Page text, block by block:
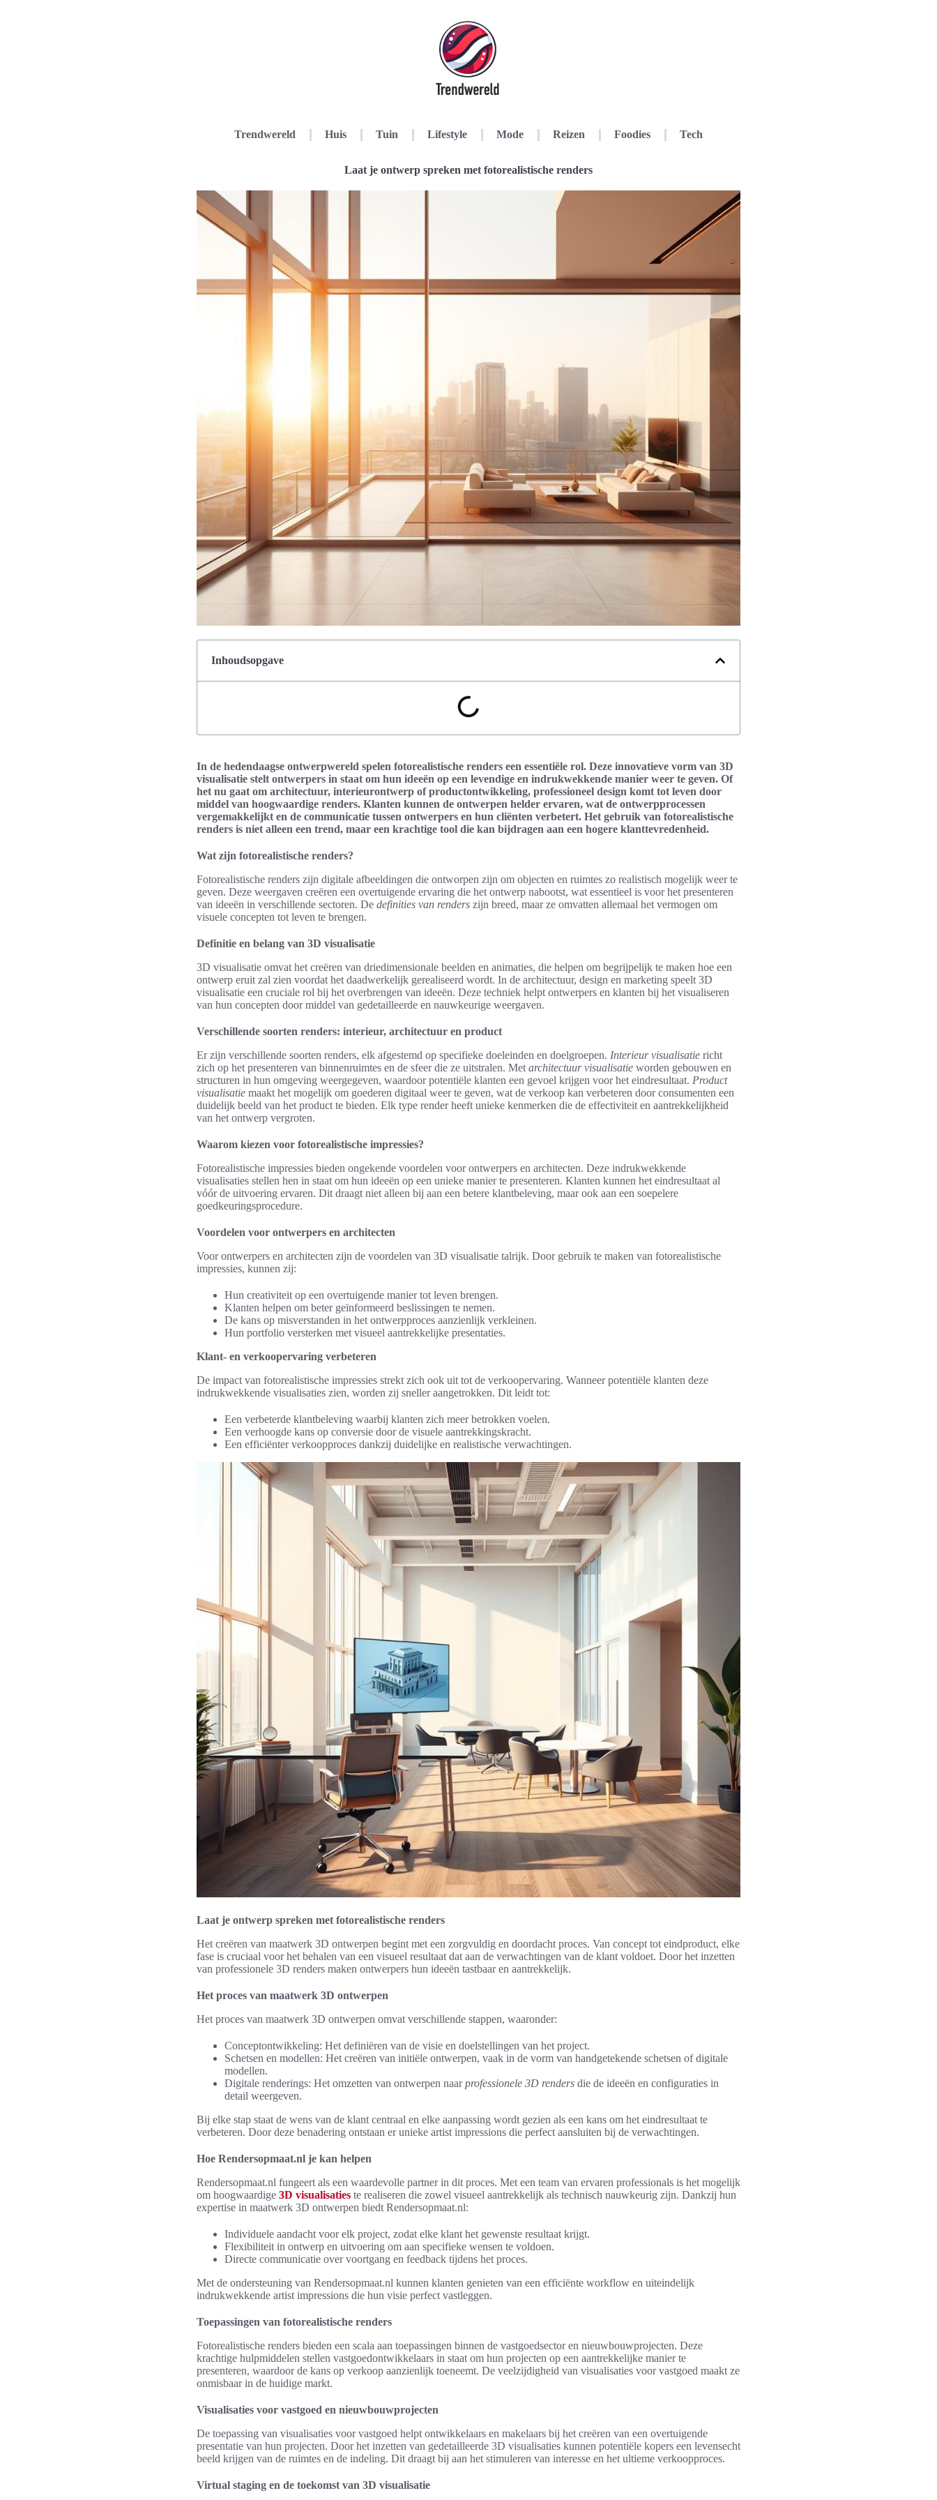
Trendwereld Huis Tuin Lifestyle Mode Reizen Foodies Tech
Laat je ontwerp spreken met fotorealistische renders
Inhoudsopgave
In de hedendaagse ontwerpwereld spelen fotorealistische renders een essentiële rol. Deze innovatieve vorm van 3D
visualisatie stelt ontwerpers in staat om hun ideeën op een levendige en indrukwekkende manier weer te geven. Of
het nu gaat om architectuur, interieurontwerp of productontwikkeling, professioneel design komt tot leven door
middel van hoogwaardige renders. Klanten kunnen de ontwerpen helder ervaren, wat de ontwerpprocessen
vergemakkelijkt en de communicatie tussen ontwerpers en hun cliënten verbetert. Het gebruik van fotorealistische
renders is niet alleen een trend, maar een krachtige tool die kan bijdragen aan een hogere klanttevredenheid.
Wat zijn fotorealistische renders?
Fotorealistische renders zijn digitale afbeeldingen die ontworpen zijn om objecten en ruimtes zo realistisch mogelijk weer te
geven. Deze weergaven creëren een overtuigende ervaring die het ontwerp nabootst, wat essentieel is voor het presenteren
van ideeën in verschillende sectoren. De definities van renders zijn breed, maar ze omvatten allemaal het vermogen om
visuele concepten tot leven te brengen.
Definitie en belang van 3D visualisatie
3D visualisatie omvat het creëren van driedimensionale beelden en animaties, die helpen om begrijpelijk te maken hoe een
ontwerp eruit zal zien voordat het daadwerkelijk gerealiseerd wordt. In de architectuur, design en marketing speelt 3D
visualisatie een cruciale rol bij het overbrengen van ideeën. Deze techniek helpt ontwerpers en klanten bij het visualiseren
van hun concepten door middel van gedetailleerde en nauwkeurige weergaven.
Verschillende soorten renders: interieur, architectuur en product
Er zijn verschillende soorten renders, elk afgestemd op specifieke doeleinden en doelgroepen. Interieur visualisatie richt
zich op het presenteren van binnenruimtes en de sfeer die ze uitstralen. Met architectuur visualisatie worden gebouwen en
structuren in hun omgeving weergegeven, waardoor potentiële klanten een gevoel krijgen voor het eindresultaat. Product
visualisatie maakt het mogelijk om goederen digitaal weer te geven, wat de verkoop kan verbeteren door consumenten een
duidelijk beeld van het product te bieden. Elk type render heeft unieke kenmerken die de effectiviteit en aantrekkelijkheid
van het ontwerp vergroten.
Waarom kiezen voor fotorealistische impressies?
Fotorealistische impressies bieden ongekende voordelen voor ontwerpers en architecten. Deze indrukwekkende
visualisaties stellen hen in staat om hun ideeën op een unieke manier te presenteren. Klanten kunnen het eindresultaat al
vóór de uitvoering ervaren. Dit draagt niet alleen bij aan een betere klantbeleving, maar ook aan een soepelere
goedkeuringsprocedure.
Voordelen voor ontwerpers en architecten
Voor ontwerpers en architecten zijn de voordelen van 3D visualisatie talrijk. Door gebruik te maken van fotorealistische
impressies, kunnen zij:
Hun creativiteit op een overtuigende manier tot leven brengen.
Klanten helpen om beter geïnformeerd beslissingen te nemen.
De kans op misverstanden in het ontwerpproces aanzienlijk verkleinen.
Hun portfolio versterken met visueel aantrekkelijke presentaties.
Klant- en verkoopervaring verbeteren
De impact van fotorealistische impressies strekt zich ook uit tot de verkoopervaring. Wanneer potentiële klanten deze
indrukwekkende visualisaties zien, worden zij sneller aangetrokken. Dit leidt tot:
Een verbeterde klantbeleving waarbij klanten zich meer betrokken voelen.
Een verhoogde kans op conversie door de visuele aantrekkingskracht.
Een efficiënter verkoopproces dankzij duidelijke en realistische verwachtingen.
Laat je ontwerp spreken met fotorealistische renders
Het creëren van maatwerk 3D ontwerpen begint met een zorgvuldig en doordacht proces. Van concept tot eindproduct, elke
fase is cruciaal voor het behalen van een visueel resultaat dat aan de verwachtingen van de klant voldoet. Door het inzetten
van professionele 3D renders maken ontwerpers hun ideeën tastbaar en aantrekkelijk.
Het proces van maatwerk 3D ontwerpen
Het proces van maatwerk 3D ontwerpen omvat verschillende stappen, waaronder:
Conceptontwikkeling: Het definiëren van de visie en doelstellingen van het project.
Schetsen en modellen: Het creëren van initiële ontwerpen, vaak in de vorm van handgetekende schetsen of digitale
modellen.
Digitale renderings: Het omzetten van ontwerpen naarprofessionele 3D renders die de ideeën en configuraties in
detail weergeven.
Bij elke stap staat de wens van de klant centraal en elke aanpassing wordt gezien als een kans om het eindresultaat te
verbeteren. Door deze benadering ontstaan er unieke artist impressions die perfect aansluiten bij de verwachtingen.
Hoe Rendersopmaat.nl je kan helpen
Rendersopmaat.nl fungeert als een waardevolle partner in dit proces. Met een team van ervaren professionals is het mogelijk
om hoogwaardige 3D visualisaties te realiseren die zowel visueel aantrekkelijk als technisch nauwkeurig zijn. Dankzij hun
expertise in maatwerk 3D ontwerpen biedt Rendersopmaat.nl:
Individuele aandacht voor elk project, zodat elke klant het gewenste resultaat krijgt.
Flexibiliteit in ontwerp en uitvoering om aan specifieke wensen te voldoen.
Directe communicatie over voortgang en feedback tijdens het proces.
Met de ondersteuning van Rendersopmaat.nl kunnen klanten genieten van een efficiënte workflow en uiteindelijk
indrukwekkende artist impressions die hun visie perfect vastleggen.
Toepassingen van fotorealistische renders
Fotorealistische renders bieden een scala aan toepassingen binnen de vastgoedsector en nieuwbouwprojecten. Deze
krachtige hulpmiddelen stellen vastgoedontwikkelaars in staat om hun projecten op een aantrekkelijke manier te
presenteren, waardoor de kans op verkoop aanzienlijk toeneemt. De veelzijdigheid van visualisaties voor vastgoed maakt ze
onmisbaar in de huidige markt.
Visualisaties voor vastgoed en nieuwbouwprojecten
De toepassing van visualisaties voor vastgoed helpt ontwikkelaars en makelaars bij het creëren van een overtuigende
presentatie van hun projecten. Door het inzetten van gedetailleerde 3D visualisaties kunnen potentiële kopers een levensecht
beeld krijgen van de ruimtes en de indeling. Dit draagt bij aan het stimuleren van interesse en het ultieme verkoopproces.
Virtual staging en de toekomst van 3D visualisatie